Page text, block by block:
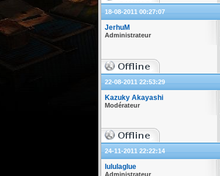
18-08-2011 00:27:07
JerhuM
Administrateur
22-08-2011 22:53:29
Kazuky Akayashi
Modérateur
24-11-2011 22:22:14
lululaglue
Administrateur